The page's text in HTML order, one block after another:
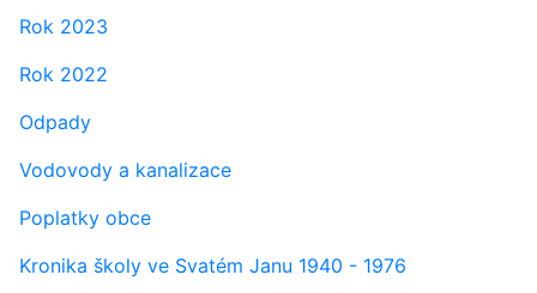
Rok 2023
Rok 2022
Odpady
Vodovody a kanalizace
Poplatky obce
Kronika školy ve Svatém Janu 1940 - 1976